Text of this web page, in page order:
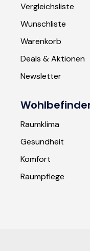
Vergleichsliste
Wunschliste
Warenkorb
Deals & Aktionen
Newsletter
Raumklima
Gesundheit
Komfort
Raumpflege